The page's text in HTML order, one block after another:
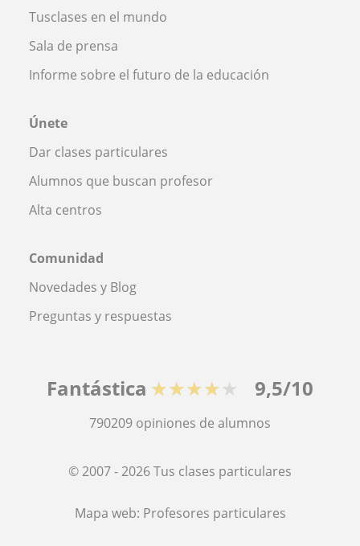
Tusclases en el mundo
Sala de prensa
Informe sobre el futuro de la educación
Únete
Dar clases particulares
Alumnos que buscan profesor
Alta centros
Comunidad
Novedades y Blog
Preguntas y respuestas
Fantástica ★★★★★ 9,5/10
790209 opiniones de alumnos
© 2007 - 2026 Tus clases particulares
Mapa web: Profesores particulares